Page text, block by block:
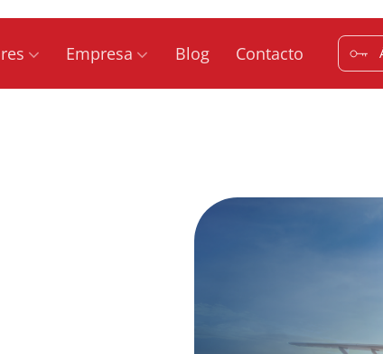
Empresa Blog Contacto